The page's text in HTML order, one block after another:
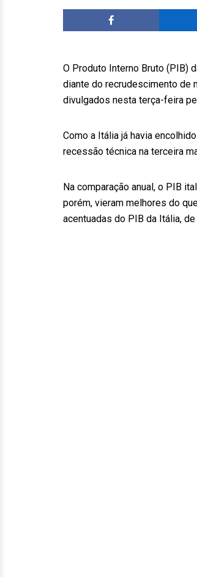
O Produto Interno Bruto (PIB)
diante do recrudescimento de
divulgados nesta terça-feira
Como a Itália já havia
recessão técnica na terceira
Na comparação anual, o PIB
porém, vieram melhores do
acentuadas do PIB da Itália,